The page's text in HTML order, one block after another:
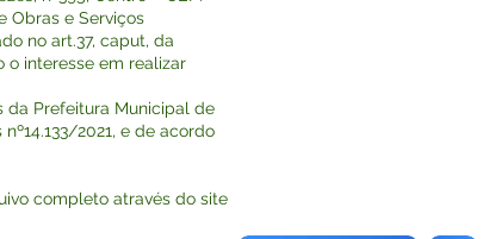
Obras e Serviços
no art.37, caput, da
o interesse em realizar
da Prefeitura Municipal de
2021, e de acordo
completo através do site